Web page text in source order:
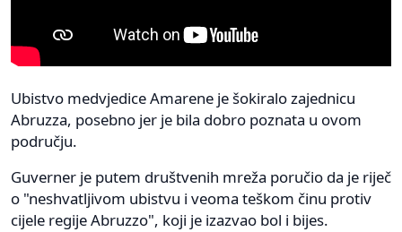
Ubistvo medvjedice Amarene je šokiralo zajednicu
Abruzza, posebno jer je bila dobro poznata u ovom
području.
Guverner je putem društvenih mreža poručio da je riječ
o "neshvatljivom ubistvu i veoma teškom činu protiv
cijele regije Abruzzo", koji je izazvao bol i bijes.